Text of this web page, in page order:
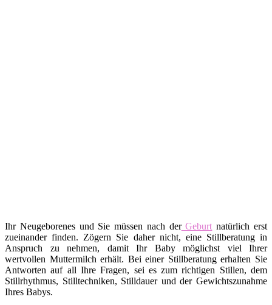
Ihr Neugeborenes und Sie müssen nach derGeburt natürlich erst
zueinander finden. Zögern Sie daher nicht, eine Stillberatung in
Anspruch zu nehmen, damit Ihr Baby möglichst viel Ihrer
wertvollen Muttermilch erhält. Bei einer Stillberatung erhalten Sie
Antworten auf all Ihre Fragen, sei es zum richtigen Stillen, dem
Stillrhythmus, Stilltechniken, Stilldauer und der Gewichtszunahme
Ihres Babys.